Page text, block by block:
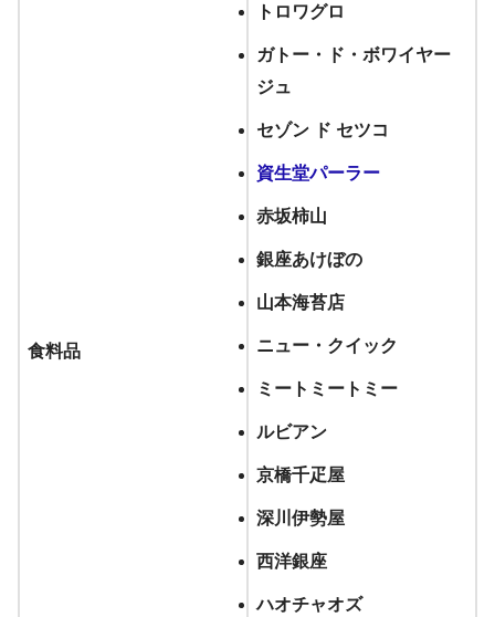
食料品
トロワグロ
ガトー・ド・ボワイヤー
ジュ
セゾン ド セツコ
資生堂パーラー
赤坂柿山
銀座あけぼの
山本海苔店
ニュー・クイック
ミートミートミー
ルビアン
京橋千疋屋
深川伊勢屋
西洋銀座
ハオチャオズ